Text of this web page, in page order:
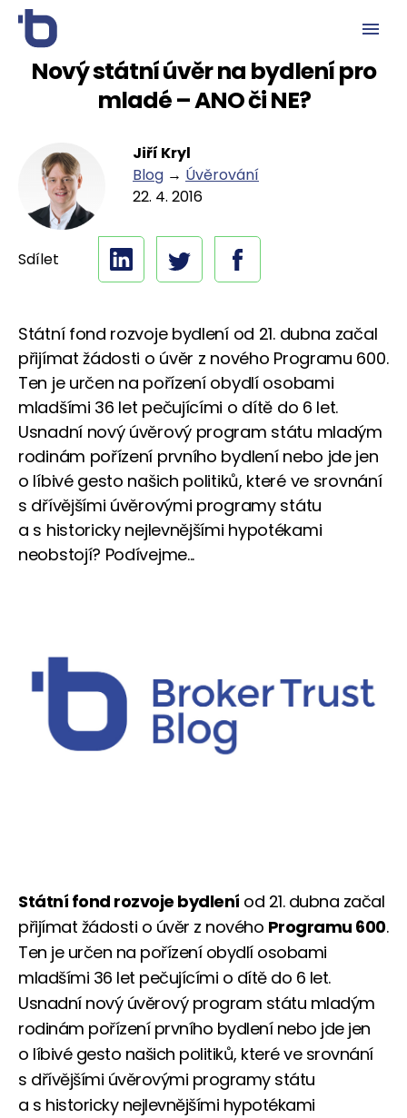
Nový státní úvěr na bydlení pro
mladé – ANO či NE?
Jiří Kryl
Blog → Úvěrování
22. 4. 2016
Sdílet
Státní fond rozvoje bydlení od 21. dubna začal
přijímat žádosti o úvěr z nového Programu 600.
Ten je určen na pořízení obydlí osobami
mladšími 36 let pečujícími o dítě do 6 let.
Usnadní nový úvěrový program státu mladým
rodinám pořízení prvního bydlení nebo jde jen
o líbivé gesto našich politiků, které ve srovnání
s dřívějšími úvěrovými programy státu
a s historicky nejlevnějšími hypotékami
neobstojí? Podívejme...
Státní fond rozvoje bydlení od 21. dubna začal
přijímat žádosti o úvěr z nového Programu 600.
Ten je určen na pořízení obydlí osobami
mladšími 36 let pečujícími o dítě do 6 let.
Usnadní nový úvěrový program státu mladým
rodinám pořízení prvního bydlení nebo jde jen
o líbivé gesto našich politiků, které ve srovnání
s dřívějšími úvěrovými programy státu
a s historicky nejlevnějšími hypotékami